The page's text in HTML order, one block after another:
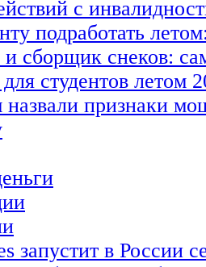
с
подработать
и сборщик снеков:
студентов летом
назвали признаки
запустит в России